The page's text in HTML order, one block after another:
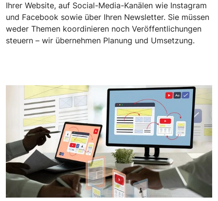
Ihrer Website, auf Social-Media-Kanälen wie Instagram
und Facebook sowie über Ihren Newsletter. Sie müssen
weder Themen koordinieren noch Veröffentlichungen
steuern – wir übernehmen Planung und Umsetzung.